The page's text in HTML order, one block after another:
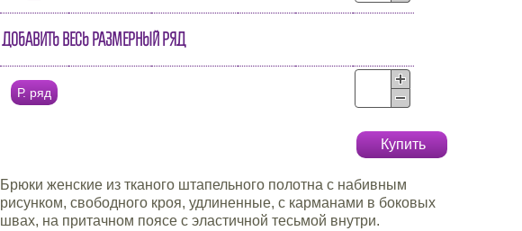
Добавить весь размерный ряд
Р. ряд
Купить
Брюки женские из тканого штапельного полотна с набивным
рисунком, свободного кроя, удлиненные, с карманами в боковых
швах, на притачном поясе с эластичной тесьмой внутри.